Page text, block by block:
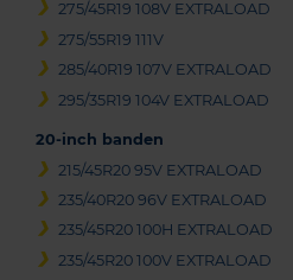
275/45R19 108V EXTRALOAD
275/55R19 111V
285/40R19 107V EXTRALOAD
295/35R19 104V EXTRALOAD
20-inch banden
215/45R20 95V EXTRALOAD
235/40R20 96V EXTRALOAD
235/45R20 100H EXTRALOAD
235/45R20 100V EXTRALOAD